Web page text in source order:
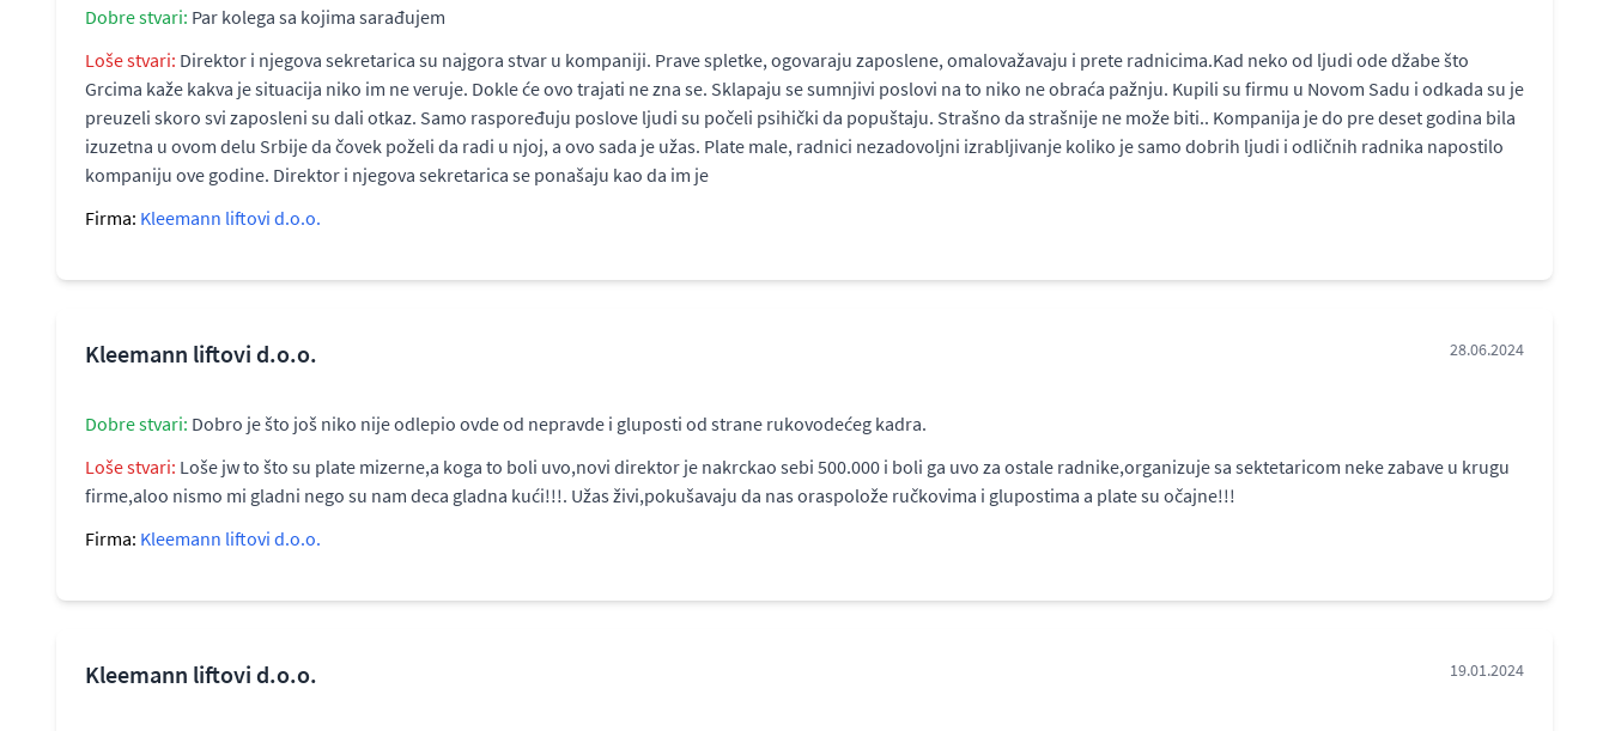
Dobre stvari: Par kolega sa kojima sarađujem
Loše stvari: Direktor i njegova sekretarica su najgora stvar u kompaniji. Prave spletke, ogovaraju zaposlene, omalovažavaju i prete radnicima.Kad neko od ljudi ode džabe što
Grcima kaže kakva je situacija niko im ne veruje. Dokle će ovo trajati ne zna se. Sklapaju se sumnjivi poslovi na to niko ne obraća pažnju. Kupili su firmu u Novom Sadu i odkada su je
preuzeli skoro svi zaposleni su dali otkaz. Samo raspoređuju poslove ljudi su počeli psihički da popuštaju. Strašno da strašnije ne može biti.. Kompanija je do pre deset godina bila
izuzetna u ovom delu Srbije da čovek poželi da radi u njoj, a ovo sada je užas. Plate male, radnici nezadovoljni izrabljivanje koliko je samo dobrih ljudi i odličnih radnika napostilo
kompaniju ove godine. Direktor i njegova sekretarica se ponašaju kao da im je
Firma: Kleemann liftovi d.o.o.
Kleemann liftovi d.o.o. 28.06.2024
Dobre stvari: Dobro je što još niko nije odlepio ovde od nepravde i gluposti od strane rukovodećeg kadra.
Loše stvari: Loše jw to što su plate mizerne,a koga to boli uvo,novi direktor je nakrckao sebi 500.000 i boli ga uvo za ostale radnike,organizuje sa sektetaricom neke zabave u krugu
firme,aloo nismo mi gladni nego su nam deca gladna kući!!!. Užas živi,pokušavaju da nas oraspolože ručkovima i glupostima a plate su očajne!!!
Firma: Kleemann liftovi d.o.o.
Kleemann liftovi d.o.o. 19.01.2024